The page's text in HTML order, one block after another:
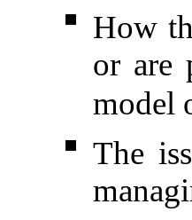
How
or are
model
The